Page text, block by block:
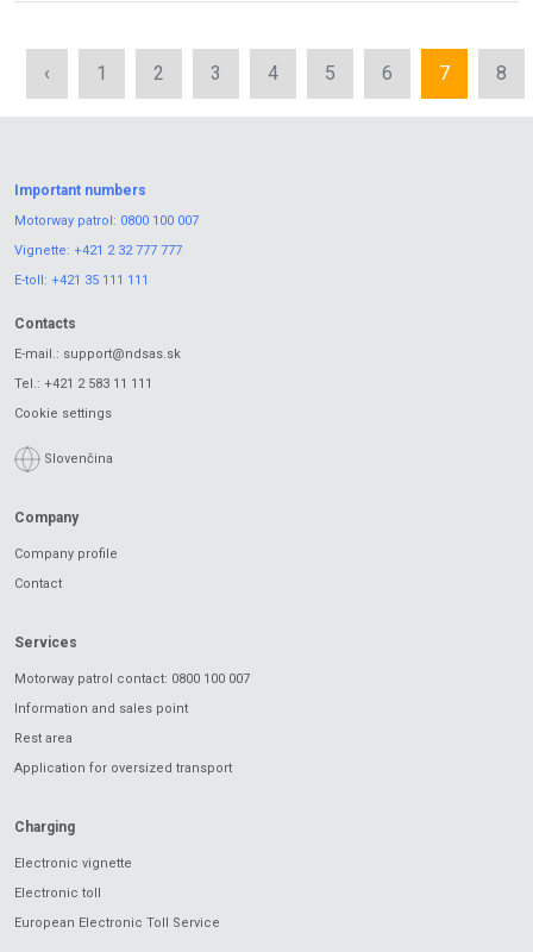
‹ 1 2 3 4 5 6 7 8
Important numbers
Motorway patrol: 0800 100 007
Vignette: +421 2 32 777 777
E-toll: +421 35 111 111
Contacts
E-mail.: support@ndsas.sk
Tel.: +421 2 583 11 111
Cookie settings
Slovenčina
Company
Company profile
Contact
Services
Motorway patrol contact: 0800 100 007
Information and sales point
Rest area
Application for oversized transport
Charging
Electronic vignette
Electronic toll
European Electronic Toll Service